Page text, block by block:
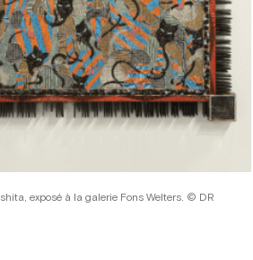
exposé à la galerie Fons Welters. © DR